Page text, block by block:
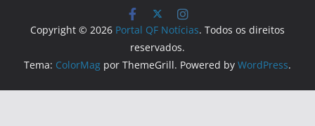
Copyright © 2026 Portal QF Notícias. Todos os direitos
reservados.
Tema: ColorMag por ThemeGrill. Powered by WordPress.